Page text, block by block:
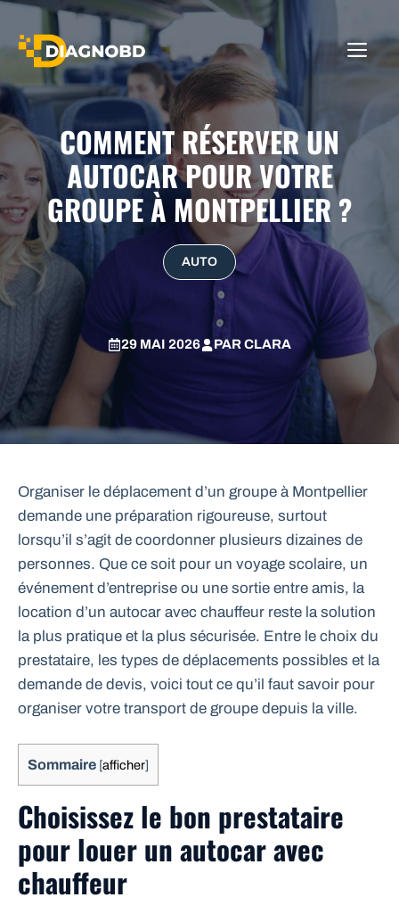
Aller
contenu
COMMENT RÉSERVER UN
AUTOCAR POUR VOTRE
GROUPE À MONTPELLIER ?
AUTO
29 MAI 2026 PARCLARA
Organiser le déplacement d’un groupe à Montpellier
demande une préparation rigoureuse, surtout
lorsqu’il s’agit de coordonner plusieurs dizaines de
personnes. Que ce soit pour un voyage scolaire, un
événement d’entreprise ou une sortie entre amis, la
location d’un autocar avec chauffeur reste la solution
la plus pratique et la plus sécurisée. Entre le choix du
prestataire, les types de déplacements possibles et la
demande de devis, voici tout ce qu’il faut savoir pour
organiser votre transport de groupe depuis la ville.
Sommaire [afficher]
Choisissez le bon prestataire
pour louer un autocar avec
chauffeur